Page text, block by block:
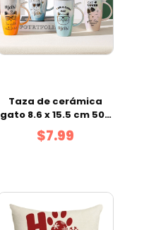
Taza de cerámica
gato 8.6 x 15.5 cm 500
ml mix color
$7.99